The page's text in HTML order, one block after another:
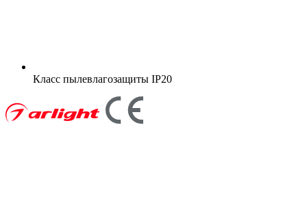
Класс пылевлагозащиты IP20